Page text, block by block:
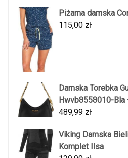
Piżama damska
115,00 zł
Damska Torebka
Hwvb8558010-Bla
489,99 zł
Viking Damska
Komplet Ilsa